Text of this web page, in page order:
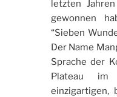
letzten
gewonnen
“Sieben
Der Name
Sprache der
Plateau
einzigartigen,